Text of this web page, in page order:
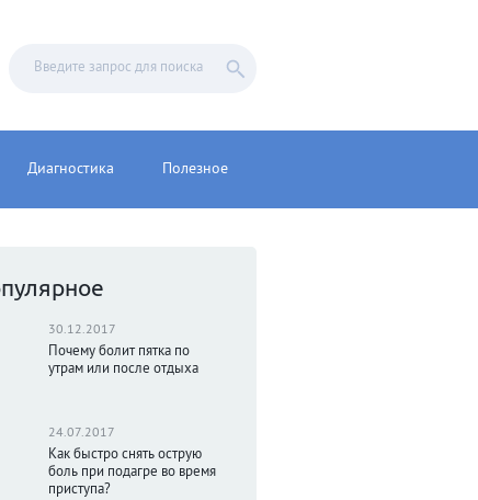
Диагностика Полезное
30.12.2017
Почему болит пятка по
утрам или после отдыха
24.07.2017
Как быстро снять острую
боль при подагре во время
приступа?